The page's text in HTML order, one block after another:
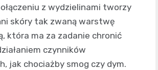
z wydzielinami tworzy
skóry tak zwaną warstwę
która ma za zadanie chronić
czynników
jak chociażby smog czy dym.